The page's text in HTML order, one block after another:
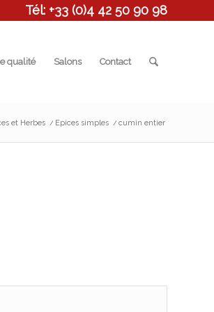
Tél: +33 (0)4 42 50 90 98
qualité Salons Contact
et Herbes / Epices simples / cumin entier